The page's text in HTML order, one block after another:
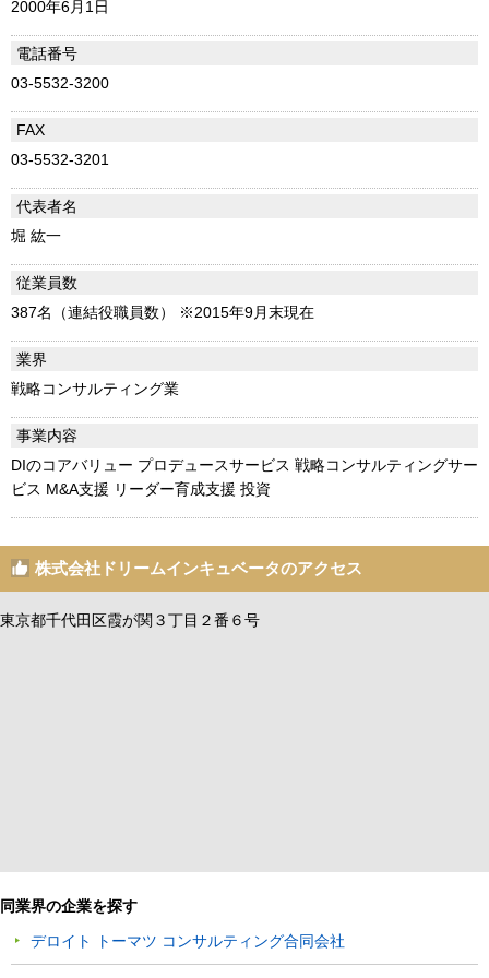
2000年6月1日
電話番号
03-5532-3200
FAX
03-5532-3201
代表者名
堀 紘一
従業員数
387名（連結役職員数） ※2015年9月末現在
業界
戦略コンサルティング業
事業内容
DIのコアバリュー プロデュースサービス 戦略コンサルティングサー
ビス M&A支援 リーダー育成支援 投資
株式会社ドリームインキュベータのアクセス
東京都千代田区霞が関３丁目２番６号
同業界の企業を探す
デロイト トーマツ コンサルティング合同会社